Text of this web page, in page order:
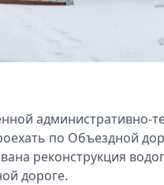
административно-
по Объездной
реконструкция
дороге.